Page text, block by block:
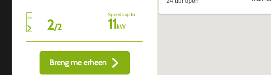
2/2
Speeds up to
11kW
Breng me erheen